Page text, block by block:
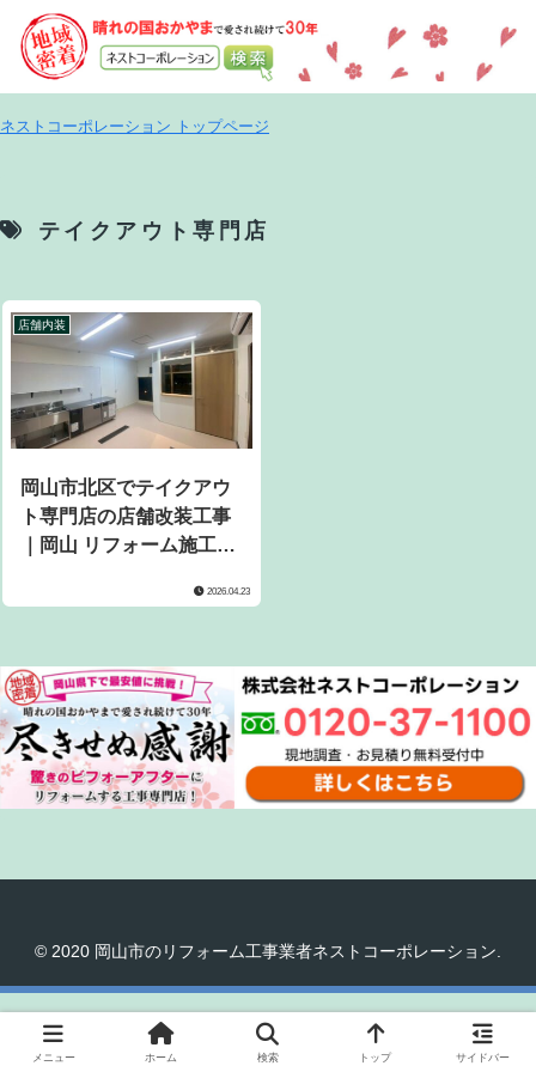
ネストコーポレーション トップページ
テイクアウト専門店
店舗内装
岡山市北区でテイクアウ
ト専門店の店舗改装工事
｜岡山 リフォーム施工事
2026.04.23
© 2020 岡山市のリフォーム工事業者ネストコーポレーション.
メニュー ホーム 検索 トップ サイドバー